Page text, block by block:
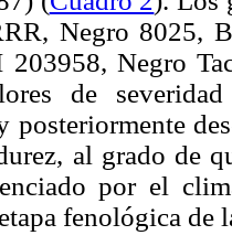
Negro 8025,
203958, Negro
de
posteriormente
al grado de
por el
fenológica de